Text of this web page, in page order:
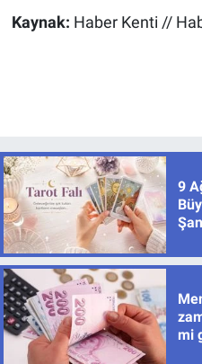
Kaynak: Haber Kenti //
9
mi